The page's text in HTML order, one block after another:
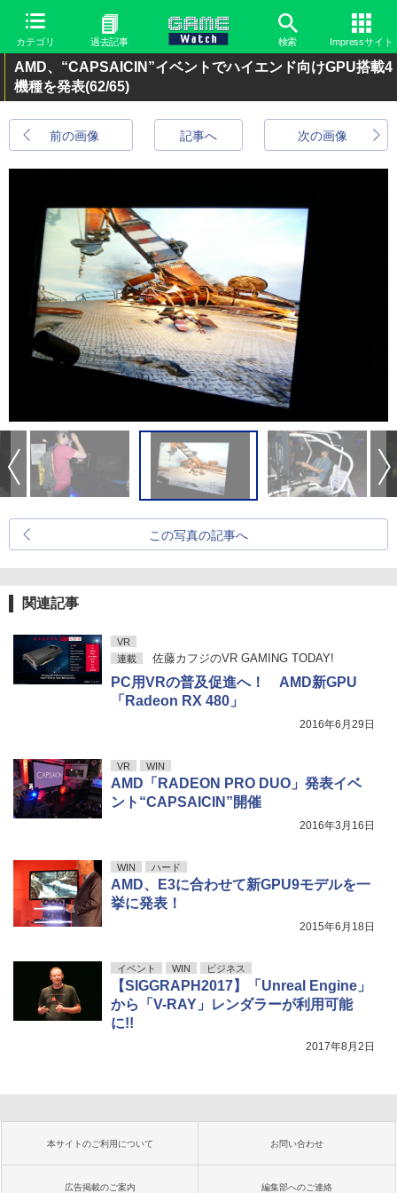
カテゴリ 過去記事 検索 Impressサイト
AMD、“CAPSAICIN”イベントでハイエンド向けGPU搭載4
機種を発表(62/65)
前の画像 次の画像
記事へ
この写真の記事へ
関連記事
VR
連載
佐藤カフジのVR GAMING TODAY!
PC用VRの普及促進へ！ AMD新GPU
「Radeon RX 480」
2016年6月29日
VR WIN
AMD「RADEON PRO DUO」発表イベ
ント“CAPSAICIN”開催
2016年3月16日
WIN ハード
AMD、E3に合わせて新GPU9モデルを一
挙に発表！
2015年6月18日
イベント WIN ビジネス
【SIGGRAPH2017】「Unreal Engine」
から「V-RAY」レンダラーが利用可能
に!!
2017年8月2日
本サイトのご利用について お問い合わせ
広告掲載のご案内 編集部へのご連絡